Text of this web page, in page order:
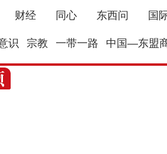
财经 同心 东西问 国
识 宗教 一带一路 中国—东盟